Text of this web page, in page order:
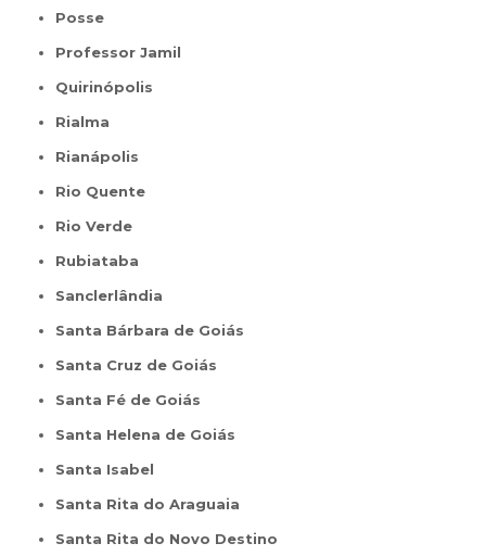
Posse
Professor Jamil
Quirinópolis
Rialma
Rianápolis
Rio Quente
Rio Verde
Rubiataba
Sanclerlândia
Santa Bárbara de Goiás
Santa Cruz de Goiás
Santa Fé de Goiás
Santa Helena de Goiás
Santa Isabel
Santa Rita do Araguaia
Santa Rita do Novo Destino